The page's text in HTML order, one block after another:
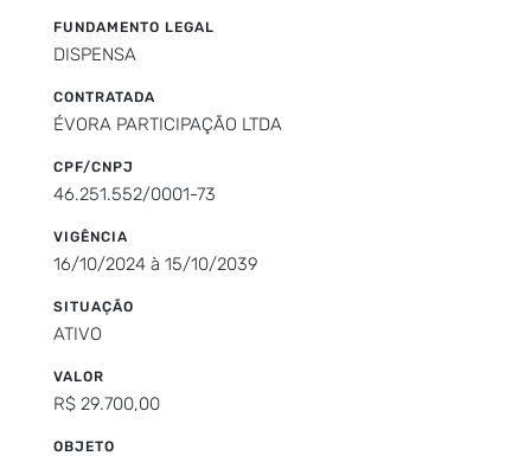
FUNDAMENTO LEGAL
DISPENSA
CONTRATADA
ÉVORA PARTICIPAÇÃO LTDA
CPF/CNPJ
46.251.552/0001-73
VIGÊNCIA
16/10/2024 à 15/10/2039
SITUAÇÃO
ATIVO
VALOR
R$ 29.700,00
OBJETO